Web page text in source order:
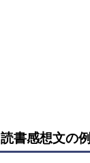
書感想文の